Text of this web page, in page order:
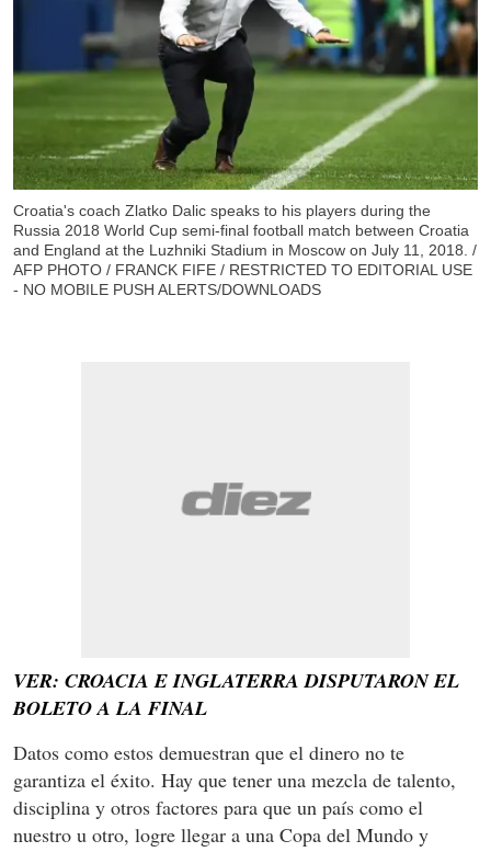
Croatia's coach Zlatko Dalic speaks to his players during the
Russia 2018 World Cup semi-final football match between Croatia
and England at the Luzhniki Stadium in Moscow on July 11, 2018. /
AFP PHOTO / FRANCK FIFE / RESTRICTED TO EDITORIAL USE
- NO MOBILE PUSH ALERTS/DOWNLOADS
VER: CROACIA E INGLATERRA DISPUTARON EL
BOLETO A LA FINAL
Datos como estos demuestran que el dinero no te
garantiza el éxito. Hay que tener una mezcla de talento,
disciplina y otros factores para que un país como el
nuestro u otro, logre llegar a una Copa del Mundo y